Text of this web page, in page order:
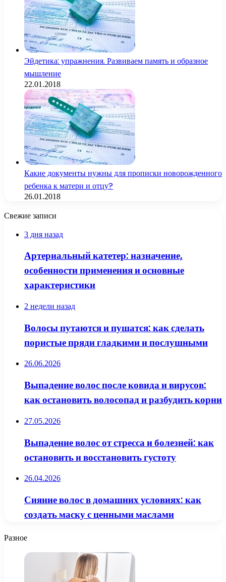
Эйдетика: упражнения. Развиваем память и образное
мышление
22.01.2018
Какие документы нужны для прописки новорожденного
ребенка к матери и отцу?
26.01.2018
Свежие записи
3 дня назад
Артериальный катетер: назначение,
особенности применения и основные
характеристики
2 недели назад
Волосы путаются и пушатся: как сделать
пористые пряди гладкими и послушными
26.06.2026
Выпадение волос после ковида и вирусов:
как остановить волосопад и разбудить корни
27.05.2026
Выпадение волос от стресса и болезней: как
остановить и восстановить густоту
26.04.2026
Сияние волос в домашних условиях: как
создать маску с ценными маслами
Разное